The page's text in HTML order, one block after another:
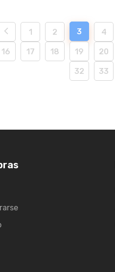
1 2 3 4
16 17 18 19 20
32 33